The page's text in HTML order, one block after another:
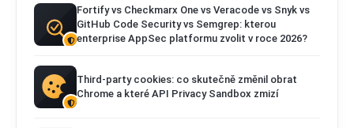
Fortify vs Checkmarx One vs Veracode vs Snyk vs
GitHub Code Security vs Semgrep: kterou
enterprise AppSec platformu zvolit v roce 2026?
Third-party cookies: co skutečně změnil obrat
Chrome a které API Privacy Sandbox zmizí